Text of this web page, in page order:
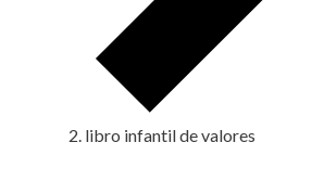
libro infantil de valores